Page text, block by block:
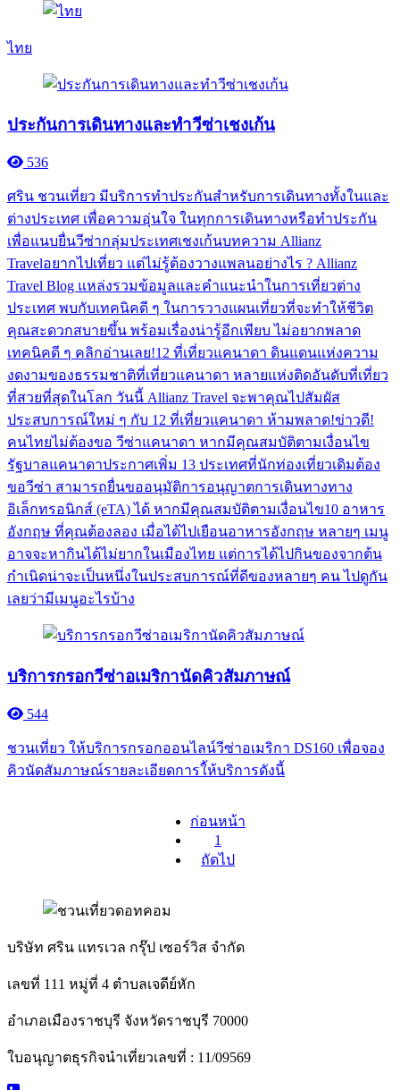
ไทย
ประกันการเดินทางและทำวีซ่าเชงเก้น
536
ศริน ชวนเที่ยว มีบริการทำประกันสำหรับการเดินทางทั้งในและ
ต่างประเทศ เพื่อความอุ่นใจ ในทุกการเดินทางหรือทำประกัน
เพื่อแนบยื่นวีซ่ากลุ่มประเทศเชงเก้นบทความ Allianz
Travelอยากไปเที่ยว แต่ไม่รู้ต้องวางแพลนอย่างไร ? Allianz
Travel Blog แหล่งรวมข้อมูลและคำแนะนำในการเที่ยวต่าง
ประเทศ พบกับเทคนิคดี ๆ ในการวางแผนเที่ยวที่จะทำให้ชีวิต
คุณสะดวกสบายขึ้น พร้อมเรื่องน่ารู้อีกเพียบ ไม่อยากพลาด
เทคนิคดี ๆ คลิกอ่านเลย!12 ที่เที่ยวแคนาดา ดินแดนแห่งความ
งดงามของธรรมชาติที่เที่ยวแคนาดา หลายแห่งติดอันดับที่เที่ยว
ที่สวยที่สุดในโลก วันนี้ Allianz Travel จะพาคุณไปสัมผัส
ประสบการณ์ใหม่ ๆ กับ 12 ที่เที่ยวแคนาดา ห้ามพลาด!ข่าวดี!
คนไทยไม่ต้องขอ วีซ่าแคนาดา หากมีคุณสมบัติตามเงื่อนไข
รัฐบาลแคนาดาประกาศเพิ่ม 13 ประเทศที่นักท่องเที่ยวเดิมต้อง
ขอวีซ่า สามารถยื่นขออนุมัติการอนุญาตการเดินทางทาง
อิเล็กทรอนิกส์ (eTA) ได้ หากมีคุณสมบัติตามเงื่อนไข10 อาหาร
อังกฤษ ที่คุณต้องลอง เมื่อได้ไปเยือนอาหารอังกฤษ หลายๆ เมนู
อาจจะหากินได้ไม่ยากในเมืองไทย แต่การได้ไปกินของจากต้น
กำเนิดน่าจะเป็นหนึ่งในประสบการณ์ที่ดีของหลายๆ คน ไปดูกัน
เลยว่ามีเมนูอะไรบ้าง
บริการกรอกวีซ่าอเมริกานัดคิวสัมภาษณ์
544
ชวนเที่ยว ให้บริการกรอกออนไลน์วีซ่าอเมริกา DS160 เพื่อจอง
คิวนัดสัมภาษณ์รายละเอียดการใ้ห้บริการดังนี้
ก่อนหน้า
1
ถัดไป
บริษัท ศริน แทรเวล กรุ๊ป เซอร์วิส จำกัด
เลขที่ 111 หมู่ที่ 4 ตำบลเจดีย์หัก
อำเภอเมืองราชบุรี จังหวัดราชบุรี 70000
ใบอนุญาตธุรกิจนำเที่ยวเลขที่ : 11/09569